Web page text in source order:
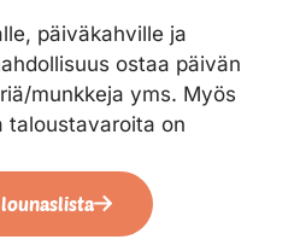
päiväkahville ja
ostaa päivän
munkkeja yms. Myös
taloustavaroita on